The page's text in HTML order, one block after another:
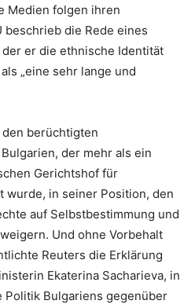
Medien folgen ihren
beschrieb die Rede eines
er die ethnische Identität
„eine sehr lange und
berüchtigten
der mehr als ein
Gerichtshof für
in seiner Position, den
auf Selbstbestimmung und
Und ohne Vorbehalt
Reuters die Erklärung
Ekaterina Sacharieva, in
Politik Bulgariens gegenüber